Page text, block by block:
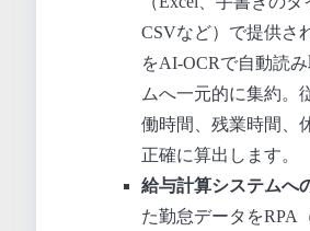
CSVなど）で提供さ
をAI-OCRで自動読
ムへ一元的に集約。
働時間、残業時間、
正確に算出します。
給与計算システムへ
た勤怠データをRPA